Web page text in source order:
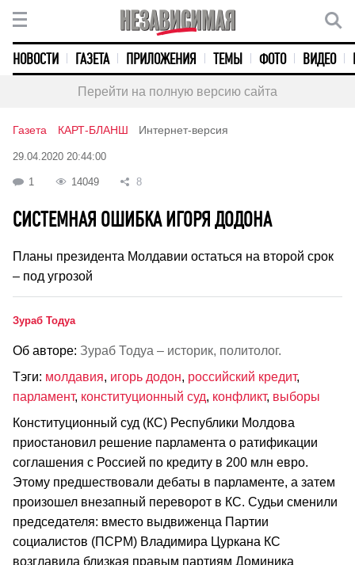
НОВОСТИ ГАЗЕТА ПРИЛОЖЕНИЯ ТЕМЫ ФОТО ВИДЕО
Перейти на полную версию сайта
Газета КАРТ-БЛАНШ Интернет-версия
29.04.2020 20:44:00
1 14049 8
СИСТЕМНАЯ ОШИБКА ИГОРЯ ДОДОНА
Планы президента Молдавии остаться на второй срок
– под угрозой
Зураб Тодуа
Об авторе: Зураб Тодуа – историк, политолог.
Тэги: молдавия, игорь додон, российский кредит,
парламент, конституционный суд, конфликт, выборы
Конституционный суд (КС) Республики Молдова
приостановил решение парламента о ратификации
соглашения с Россией по кредиту в 200 млн евро.
Этому предшествовали дебаты в парламенте, а затем
произошел внезапный переворот в КС. Судьи сменили
председателя: вместо выдвиженца Партии
социалистов (ПСРМ) Владимира Цуркана КС
возглавила близкая правым партиям Доминика